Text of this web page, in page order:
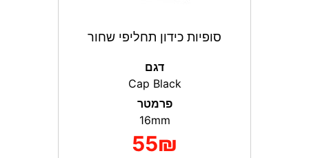
סופיות כידון תחליפי שחור
דגם
Cap Black
פרמטר
55₪